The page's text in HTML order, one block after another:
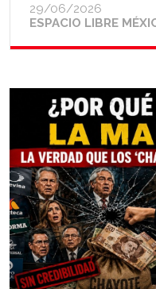
ESPACIO LIBRE
29/06/2026